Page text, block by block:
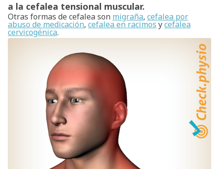
a la cefalea tensional muscular.
Otras formas de cefalea son migraña, cefalea por
abuso de medicación, cefalea en racimos ycefalea
cervicogénica.